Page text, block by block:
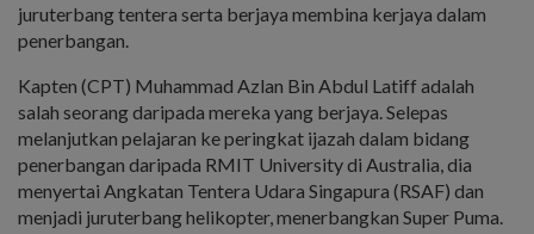
juruterbang tentera serta berjaya membina kerjaya dalam
penerbangan.
Kapten (CPT) Muhammad Azlan Bin Abdul Latiff adalah
salah seorang daripada mereka yang berjaya. Selepas
melanjutkan pelajaran ke peringkat ijazah dalam bidang
penerbangan daripada RMIT University di Australia, dia
menyertai Angkatan Tentera Udara Singapura (RSAF) dan
menjadi juruterbang helikopter, menerbangkan Super Puma.